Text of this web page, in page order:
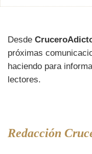
Desde
próximas
haciendo para
lectores.
Redacción